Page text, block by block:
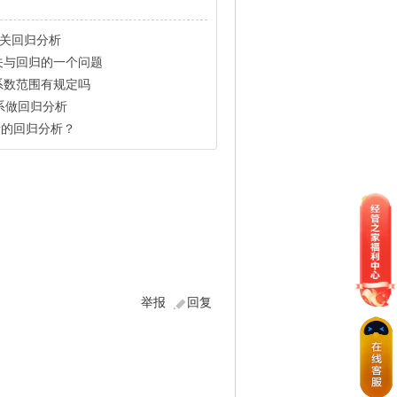
回归分析
回归的一个问题
范围有规定吗
做回归分析
回归分析？
回复
举报